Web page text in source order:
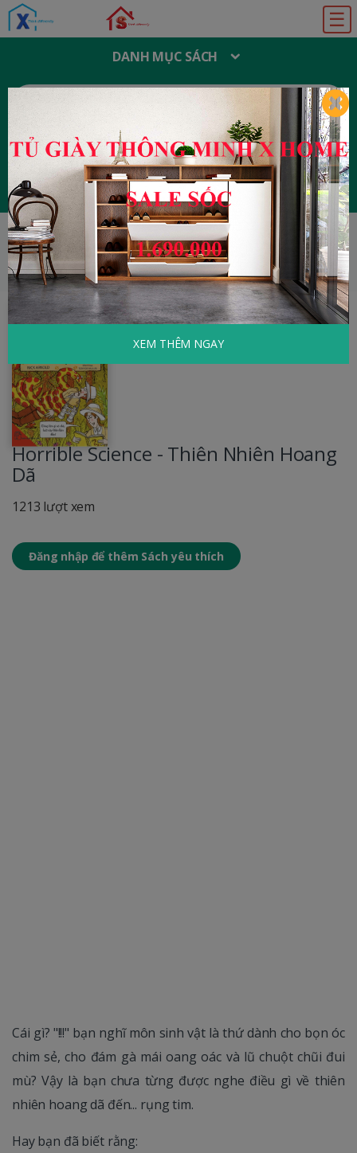
☰
DANH MỤC SÁCH
T
M
I
:
Đăng ký Đăng nhập
HOME Khoa Học - Kỹ Thuật
Horrible
Science - Thiên Nhiên Hoang Dã
Horrible Science - Thiên Nhiên Hoang
Dã
1213 lượt xem
Đăng nhập để thêm Sách yêu thích
Cái gì? "!!!" bạn nghĩ môn sinh vật là thứ dành cho bọn óc
chim sẻ, cho đám gà mái oang oác và lũ chuột chũi đui
mù? Vậy là bạn chưa từng được nghe điều gì về thiên
nhiên hoang dã đến... rụng tim.
Hay bạn đã biết rằng:
XEM THÊM NGAY